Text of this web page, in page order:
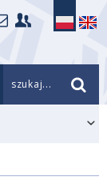
szukaj...